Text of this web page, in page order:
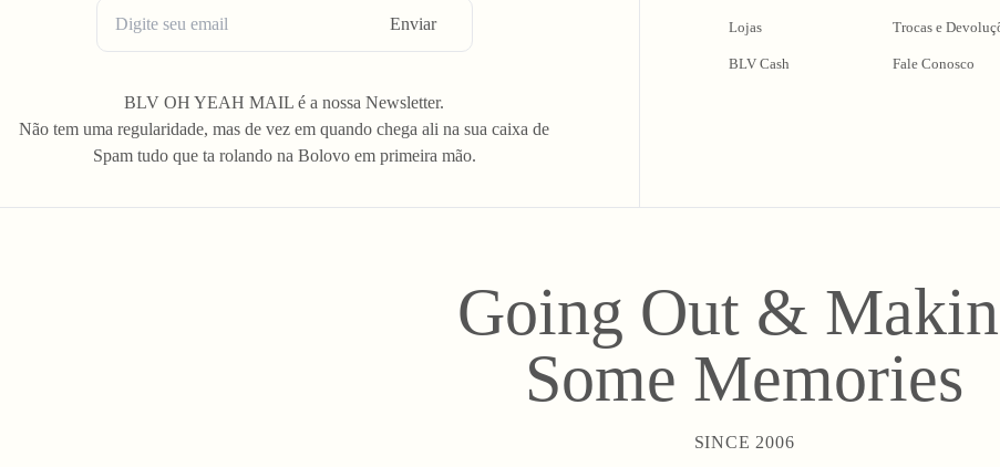
Enviar
BLV OH YEAH MAIL é a nossa Newsletter.
Não tem uma regularidade, mas de vez em quando chega ali na sua caixa de
Spam tudo que ta rolando na Bolovo em primeira mão.
Lojas
BLV Cash
Trocas e
Fale Conosco
Going Out &
Some Memories
SINCE 2006